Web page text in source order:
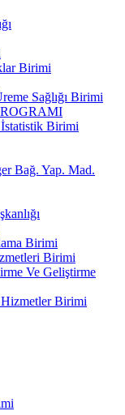
Birimi
Sağlığı Birimi
Birimi
Bağ. Yap. Mad.
Birimi
Birimi
Ve Geliştirme
Birimi